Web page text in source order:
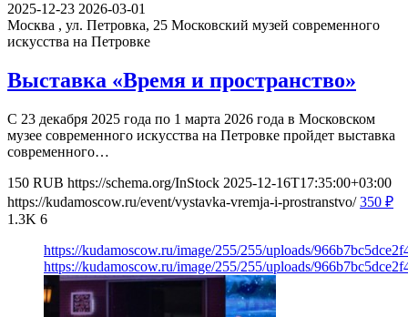
2025-12-23 2026-03-01
Москва , ул. Петровка, 25 Московский музей современного
искусства на Петровке
Выставка «Время и пространство»
С 23 декабря 2025 года по 1 марта 2026 года в Московском
музее современного искусства на Петровке пройдет выставка
современного…
150 RUB https://schema.org/InStock 2025-12-16T17:35:00+03:00
https://kudamoscow.ru/event/vystavka-vremja-i-prostranstvo/ 350 ₽
1.3K 6
https://kudamoscow.ru/image/255/255/uploads/
https://kudamoscow.ru/image/255/255/uploads/